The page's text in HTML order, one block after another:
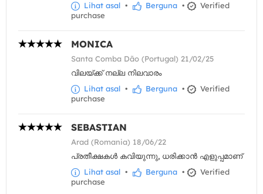
Lihat asal • Berguna •
Verified
purchase
MONICA
Santa Comba Dão (Portugal) 21/02/25
വിലയ്ക്ക് നല്ല നിലവാരം
Lihat asal • Berguna •
Verified
purchase
SEBASTIAN
Arad (Romania) 18/06/22
പ്രതീക്ഷകൾ കവിയുന്നു, ധരിക്കാൻ എളുപ്പമാണ്
Lihat asal • Berguna •
Verified
purchase